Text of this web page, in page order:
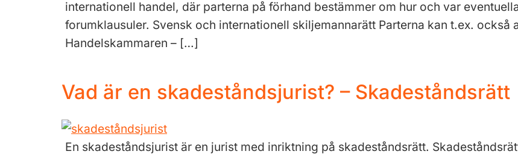
internationell handel, där parterna på förhand bestämmer om hur och var
forumklausuler. Svensk och internationell skiljemannarätt Parterna kan t.ex. också
Handelskammaren – […]
Vad är en skadeståndsjurist? – Skadeståndsrätt
En skadeståndsjurist är en jurist med inriktning på skadeståndsrätt.